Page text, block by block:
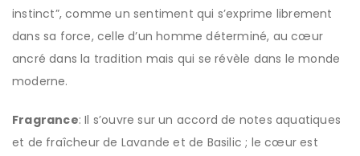
instinct”, comme un sentiment qui s’exprime librement
dans sa force, celle d’un homme déterminé, au cœur
ancré dans la tradition mais qui se révèle dans le monde
moderne.
Fragrance: Il s’ouvre sur un accord de notes aquatiques
et de fraîcheur de Lavande et de Basilic ; le cœur est